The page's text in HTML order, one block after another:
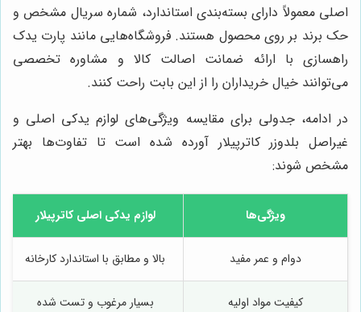
اصلی معمولاً دارای بسته‌بندی استاندارد، شماره سریال مشخص و
حک برند بر روی محصول هستند. فروشگاه‌هایی مانند پارت یدک
راهسازی با ارائه ضمانت اصالت کالا و مشاوره تخصصی
می‌توانند خیال خریداران را از این بابت راحت کنند.
در ادامه، جدولی برای مقایسه ویژگی‌های لوازم یدکی اصلی و
غیراصل بلدوزر کاترپیلار آورده شده است تا تفاوت‌ها بهتر
مشخص شوند:
ویژگی‌ها لوازم یدکی اصلی کاترپیلار
دوام و عمر مفید بالا و مطابق با استاندارد کارخانه
کیفیت مواد اولیه بسیار مرغوب و تست شده